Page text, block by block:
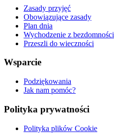
Zasady przyjęć
Obowiązujące zasady
Plan dnia
Wychodzenie z bezdomności
Przeszli do wieczności
Wsparcie
Podziękowania
Jak nam pomóc?
Polityka prywatności
Polityka plików Cookie